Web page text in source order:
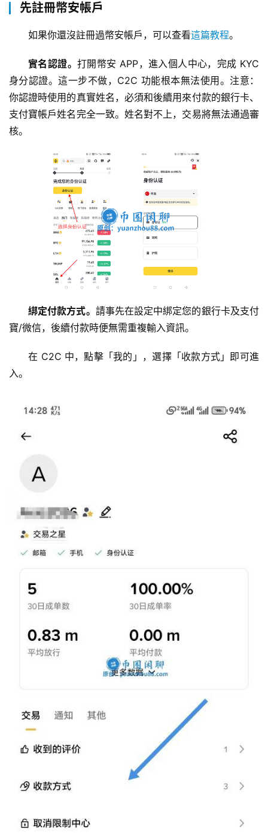
先註冊幣安帳戶
如果你還沒註冊過幣安帳戶，可以查看這篇教程。
實名認證。打開幣安 APP，進入個人中心，完成 KYC
身分認證。這一步不做，C2C 功能根本無法使用。注意：
你認證時使用的真實姓名，必須和後續用來付款的銀行卡、
支付寶帳戶姓名完全一致。姓名對不上，交易將無法通過審
核。
綁定付款方式。 請事先在設定中綁定您的銀行卡及支付
寶/微信，後續付款時便無需重複輸入資訊。
在 C2C 中，點擊「我的」，選擇「收款方式」即可進
入。